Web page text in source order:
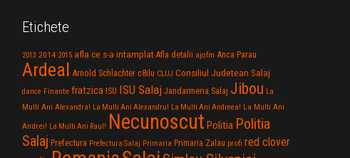
Etichete
2013 2014 2015 afla ce s-a intamplat Afla detalii ajofm Anca Parau
Ardeal Arnold Schlachter c8ilu CLUJ Consiliul Judetean Salaj
dance Finante fratzica ISU ISU Salaj Jandarmeria Salaj Jibou La
Multi Ani Alexandra! La Multi Ani Alexandru! La Multi Ani Andreea! La Multi Ani
Andrei! La Multi Ani Raul! Necunoscut Politia Politia
Salaj Prefectura Prefectura Salaj Primaria Primaria Zalau profi red clover